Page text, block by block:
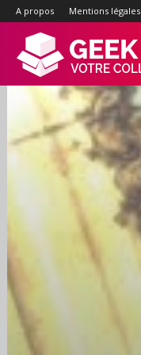
A propos Mentions légales